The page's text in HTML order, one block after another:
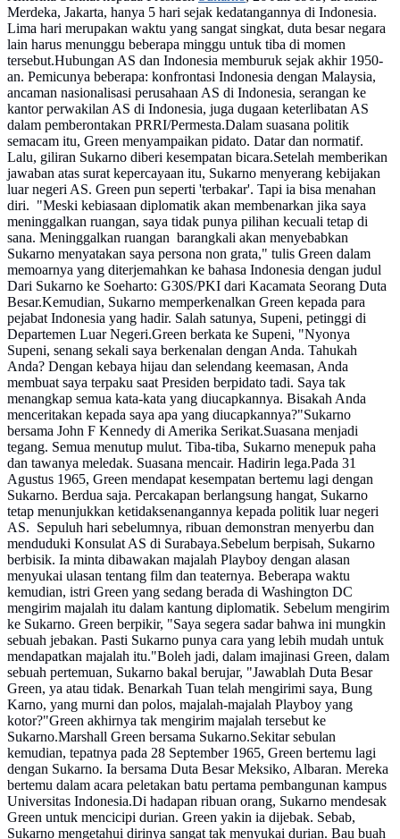
Merdeka, Jakarta, hanya 5 hari sejak kedatangannya di Indonesia.
Lima hari merupakan waktu yang sangat singkat, duta besar negara
lain harus menunggu beberapa minggu untuk tiba di momen
tersebut.Hubungan AS dan Indonesia memburuk sejak akhir 1950-
an. Pemicunya beberapa: konfrontasi Indonesia dengan Malaysia,
ancaman nasionalisasi perusahaan AS di Indonesia, serangan ke
kantor perwakilan AS di Indonesia, juga dugaan keterlibatan AS
dalam pemberontakan PRRI/Permesta.Dalam suasana politik
semacam itu, Green menyampaikan pidato. Datar dan normatif.
Lalu, giliran Sukarno diberi kesempatan bicara.Setelah memberikan
jawaban atas surat kepercayaan itu, Sukarno menyerang kebijakan
luar negeri AS. Green pun seperti 'terbakar'. Tapi ia bisa menahan
diri. "Meski kebiasaan diplomatik akan membenarkan jika saya
meninggalkan ruangan, saya tidak punya pilihan kecuali tetap di
sana. Meninggalkan ruangan barangkali akan menyebabkan
Sukarno menyatakan saya persona non grata," tulis Green dalam
memoarnya yang diterjemahkan ke bahasa Indonesia dengan judul
Dari Sukarno ke Soeharto: G30S/PKI dari Kacamata Seorang Duta
Besar.Kemudian, Sukarno memperkenalkan Green kepada para
pejabat Indonesia yang hadir. Salah satunya, Supeni, petinggi di
Departemen Luar Negeri.Green berkata ke Supeni, "Nyonya
Supeni, senang sekali saya berkenalan dengan Anda. Tahukah
Anda? Dengan kebaya hijau dan selendang keemasan, Anda
membuat saya terpaku saat Presiden berpidato tadi. Saya tak
menangkap semua kata-kata yang diucapkannya. Bisakah Anda
menceritakan kepada saya apa yang diucapkannya?"Sukarno
bersama John F Kennedy di Amerika Serikat.Suasana menjadi
tegang. Semua menutup mulut. Tiba-tiba, Sukarno menepuk paha
dan tawanya meledak. Suasana mencair. Hadirin lega.Pada 31
Agustus 1965, Green mendapat kesempatan bertemu lagi dengan
Sukarno. Berdua saja. Percakapan berlangsung hangat, Sukarno
tetap menunjukkan ketidaksenangannya kepada politik luar negeri
AS. Sepuluh hari sebelumnya, ribuan demonstran menyerbu dan
menduduki Konsulat AS di Surabaya.Sebelum berpisah, Sukarno
berbisik. Ia minta dibawakan majalah Playboy dengan alasan
menyukai ulasan tentang film dan teaternya. Beberapa waktu
kemudian, istri Green yang sedang berada di Washington DC
mengirim majalah itu dalam kantung diplomatik. Sebelum mengirim
ke Sukarno. Green berpikir, "Saya segera sadar bahwa ini mungkin
sebuah jebakan. Pasti Sukarno punya cara yang lebih mudah untuk
mendapatkan majalah itu."Boleh jadi, dalam imajinasi Green, dalam
sebuah pertemuan, Sukarno bakal berujar, "Jawablah Duta Besar
Green, ya atau tidak. Benarkah Tuan telah mengirimi saya, Bung
Karno, yang murni dan polos, majalah-majalah Playboy yang
kotor?"Green akhirnya tak mengirim majalah tersebut ke
Sukarno.Marshall Green bersama Sukarno.Sekitar sebulan
kemudian, tepatnya pada 28 September 1965, Green bertemu lagi
dengan Sukarno. Ia bersama Duta Besar Meksiko, Albaran. Mereka
bertemu dalam acara peletakan batu pertama pembangunan kampus
Universitas Indonesia.Di hadapan ribuan orang, Sukarno mendesak
Green untuk mencicipi durian. Green yakin ia dijebak. Sebab,
Sukarno mengetahui dirinya sangat tak menyukai durian. Bau buah